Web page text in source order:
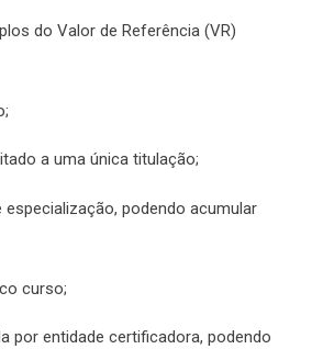
do Valor de Referência (VR)
a uma única titulação;
podendo acumular
curso;
por entidade certificadora, podendo